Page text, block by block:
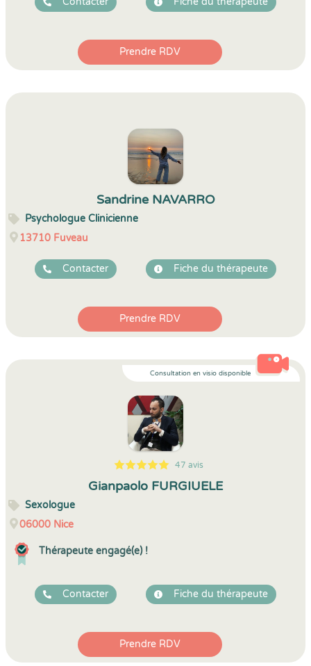
Prendre RDV
Sandrine NAVARRO
Psychologue Clinicienne
13710 Fuveau
Contacter Fiche du thérapeute
Prendre RDV
Consultation en visio disponible
5
1
5
47 47 avis
Gianpaolo FURGIUELE
Sexologue
06000 Nice
Thérapeute engagé(e) !
Contacter Fiche du thérapeute
Prendre RDV